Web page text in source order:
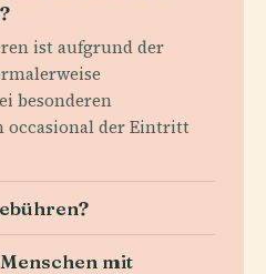
ist aufgrund der
besonderen
occasional der Eintritt
mit